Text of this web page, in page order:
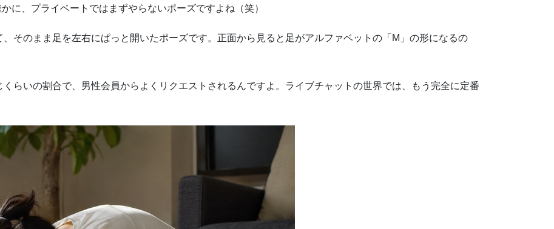
に、プライベートではまずやらないポーズですよね（笑）
そのまま足を左右にぱっと開いたポーズです。正面から見ると足がアルファベットの「M」の形になるの
らいの割合で、男性会員からよくリクエストされるんですよ。ライブチャットの世界では、もう完全に定番